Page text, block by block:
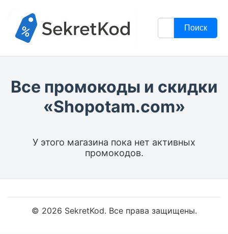
Поиск
Все промокоды и скидки
«Shopotam.com»
У этого магазина пока нет активных
промокодов.
© 2026 SekretKod. Все права защищены.